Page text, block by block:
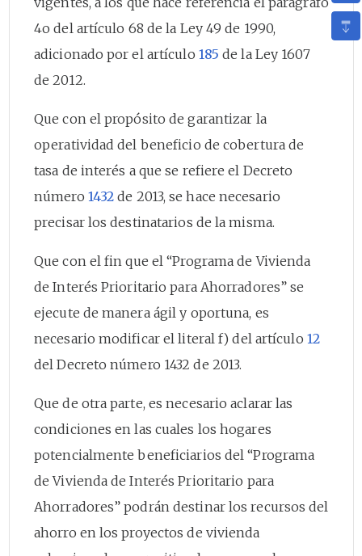
4o del artículo 68 de la Ley 49 de 1990,
adicionado por el artículo 185 de la Ley 1607
de 2012.
Que con el propósito de garantizar la
operatividad del beneficio de cobertura de
tasa de interés a que se refiere el Decreto
número 1432 de 2013, se hace necesario
precisar los destinatarios de la misma.
Que con el fin que el “Programa de Vivienda
de Interés Prioritario para Ahorradores” se
ejecute de manera ágil y oportuna, es
necesario modificar el literal f) del artículo 12
del Decreto número 1432 de 2013.
Que de otra parte, es necesario aclarar las
condiciones en las cuales los hogares
potencialmente beneficiarios del “Programa
de Vivienda de Interés Prioritario para
Ahorradores” podrán destinar los recursos del
ahorro en los proyectos de vivienda